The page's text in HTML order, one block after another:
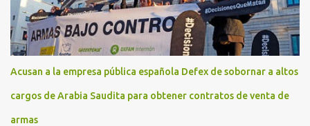
Acusan a la empresa pública española Defex de sobornar a altos
cargos de Arabia Saudita para obtener contratos de venta de
armas